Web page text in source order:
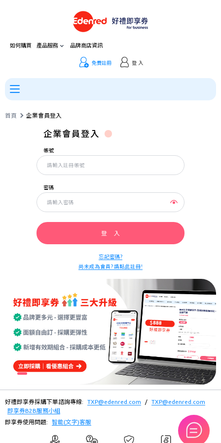
如何購買 產品服務 品牌商店資訊
免費註冊 登 入
首頁 企業會員登入
企業會員登入
帳號
密碼
登 入
忘記密碼?
尚未成為會員? 請點此註冊!
好禮即享券採購下單諮詢專線: TXP@edenred.com /
TXP@edenred.com
即享券B2B服務小組
即享券使用問題:
智能(文字)客服